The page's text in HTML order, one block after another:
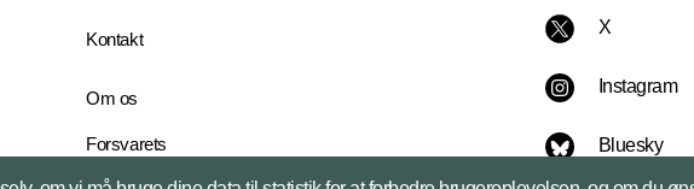
Kontakt
Om os
Forsvarets
X
Instagram
Bluesky